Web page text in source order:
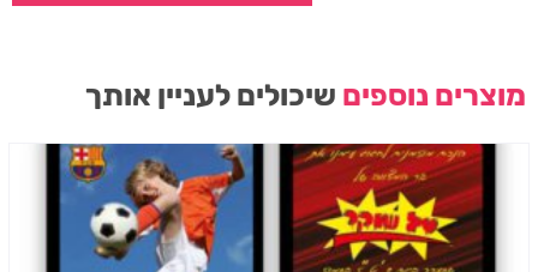
מוצרים נוספים שיכולים לעניין אותך